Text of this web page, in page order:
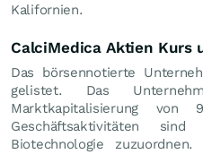
Kalifornien.
CalciMedica Aktien Kurs
Das börsennotierte
gelistet. Das
Marktkapitalisierung von
Geschäftsaktivitäten
Biotechnologie